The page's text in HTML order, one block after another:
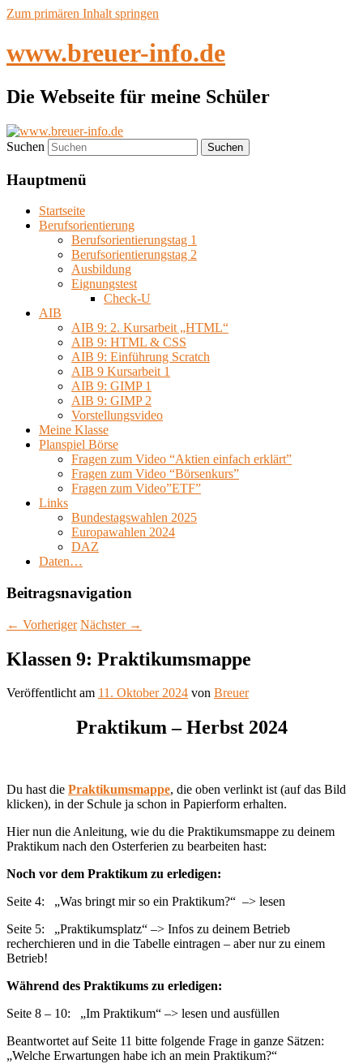
Zum primären Inhalt springen
www.breuer-info.de
Die Webseite für meine Schüler
Suchen
Hauptmenü
Startseite
Berufsorientierung
Berufsorientierungstag 1
Berufsorientierungstag 2
Ausbildung
Eignungstest
Check-U
AIB
AIB 9: 2. Kursarbeit „HTML“
AIB 9: HTML & CSS
AIB 9: Einführung Scratch
AIB 9 Kursarbeit 1
AIB 9: GIMP 1
AIB 9: GIMP 2
Vorstellungsvideo
Meine Klasse
Planspiel Börse
Fragen zum Video “Aktien einfach erklärt”
Fragen zum Video “Börsenkurs”
Fragen zum Video”ETF”
Links
Bundestagswahlen 2025
Europawahlen 2024
DAZ
Daten…
Beitragsnavigation
← Vorheriger Nächster →
Klassen 9: Praktikumsmappe
Veröffentlicht am 11. Oktober 2024 von Breuer
Praktikum – Herbst 2024
Du hast die Praktikumsmappe, die oben verlinkt ist (auf das Bild
klicken), in der Schule ja schon in Papierform erhalten.
Hier nun die Anleitung, wie du die Praktikumsmappe zu deinem
Praktikum nach den Osterferien zu bearbeiten hast:
Noch vor dem Praktikum zu erledigen:
Seite 4: „Was bringt mir so ein Praktikum?“ –> lesen
Seite 5: „Praktikumsplatz“ –> Infos zu deinem Betrieb
recherchieren und in die Tabelle eintragen – aber nur zu einem
Betrieb!
Während des Praktikums zu erledigen:
Seite 8 – 10: „Im Praktikum“ –> lesen und ausfüllen
Beantwortet auf Seite 11 bitte folgende Frage in ganze Sätzen:
„Welche Erwartungen habe ich an mein Praktikum?“